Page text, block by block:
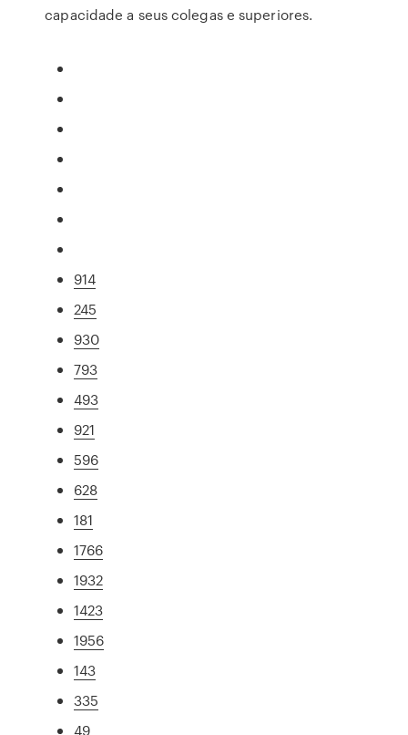
capacidade a seus colegas e superiores.
914
245
930
793
493
921
596
628
181
1766
1932
1423
1956
143
335
49